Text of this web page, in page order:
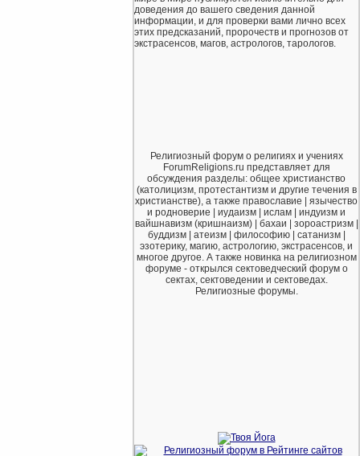
доведения до вашего сведения данной
информации, и для проверки вами лично всех
этих предсказаний, пророчеств и прогнозов от
экстрасенсов, магов, астрологов, тарологов.
Религиозный форум о религиях и учениях
ForumReligions.ru представляет для
обсуждения разделы: общее христианство
(католицизм, протестантизм и другие течения в
христианстве), а также православие | язычество
и родноверие | иудаизм | ислам | индуизм и
вайшнавизм (кришнаизм) | бахаи | зороастризм |
буддизм | атеизм | философию | сатанизм |
эзотерику, магию, астрологию, экстрасенсов, и
многое другое. А также новинка на религиозном
форуме - открылся сектоведческий форум о
сектах, сектоведении и сектоведах.
Религиозные форумы.